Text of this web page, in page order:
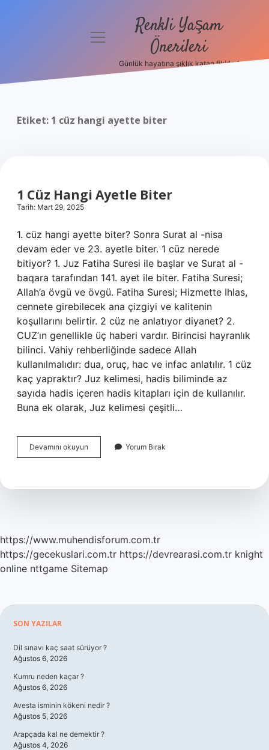
Politikası
menüyü
Renkli Yaşam
Önerileri
Günlük hayatına şıklık katan fikirler!
Etiket: 1 cüz hangi ayette biter
1 Cüz Hangi Ayetle Biter
Tarih: Mart 29, 2025
1. cüz hangi ayette biter? Sonra Surat al -nisa
devam eder ve 23. ayetle biter. 1 cüz nerede
bitiyor? 1. Juz Fatiha Suresi ile başlar ve Surat al -
baqara tarafından 141. ayet ile biter. Fatiha Suresi;
Allah’a övgü ve övgü. Fatiha Suresi; Hizmette Ihlas,
cennete girebilecek ana çizgiyi ve kalitenin
koşullarını belirtir. 2 cüz ne anlatıyor diyanet? 2.
CUZ’ın genellikle üç haberi vardır. Birincisi hayranlık
bilinci. Vahiy rehberliğinde sadece Allah
kullanılmalıdır: dua, oruç, hac ve infac anlatılır. 1 cüz
kaç yapraktır? Juz kelimesi, hadis biliminde az
sayıda hadis içeren hadis kitapları için de kullanılır.
Buna ek olarak, Juz kelimesi çeşitli…
Devamını okuyun
Cüz
Biter
Yorum Bırak
https://www.muhendisforum.com.tr
https://gecekuslari.com.tr https://devrearasi.com.tr knight
online nttgame Sitemap
Sidebar
SON YAZILAR
Dil sınavı kaç saat sürüyor ?
Ağustos 6, 2026
Kumru neden kaçar ?
Ağustos 6, 2026
Avesta isminin kökeni nedir ?
Ağustos 5, 2026
Arapçada kal ne demektir ?
Ağustos 4, 2026